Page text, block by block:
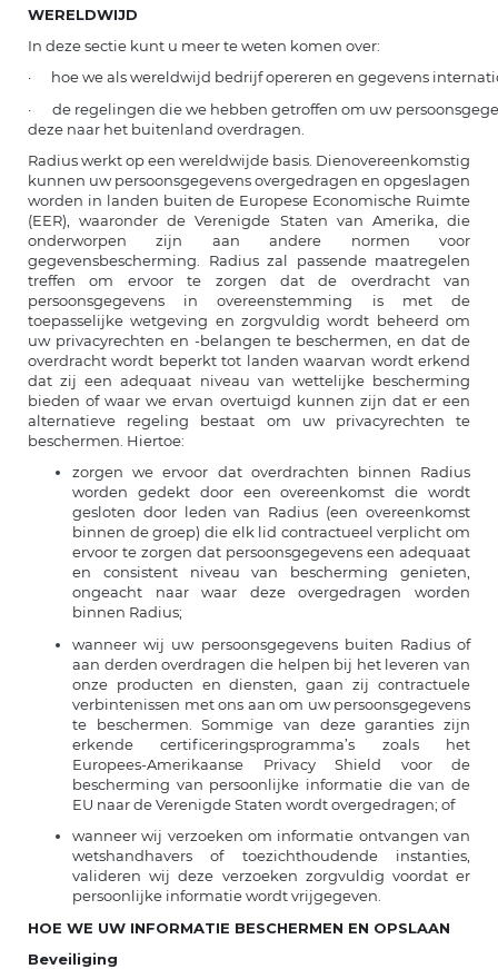
WERELDWIJD
In deze sectie kunt u meer te weten komen over:
· hoe we als wereldwijd bedrijf opereren en gegevens
· de regelingen die we hebben getroffen om uw
deze naar het buitenland overdragen.
Radius werkt op een wereldwijde basis. Dienovereenkomstig
kunnen uw persoonsgegevens overgedragen en opgeslagen
worden in landen buiten de Europese Economische Ruimte
(EER), waaronder de Verenigde Staten van Amerika, die
onderworpen zijn aan andere normen voor
gegevensbescherming. Radius zal passende maatregelen
treffen om ervoor te zorgen dat de overdracht van
persoonsgegevens in overeenstemming is met de
toepasselijke wetgeving en zorgvuldig wordt beheerd om
uw privacyrechten en -belangen te beschermen, en dat de
overdracht wordt beperkt tot landen waarvan wordt erkend
dat zij een adequaat niveau van wettelijke bescherming
bieden of waar we ervan overtuigd kunnen zijn dat er een
alternatieve regeling bestaat om uw privacyrechten te
beschermen. Hiertoe:
zorgen we ervoor dat overdrachten binnen Radius
worden gedekt door een overeenkomst die wordt
gesloten door leden van Radius (een overeenkomst
binnen de groep) die elk lid contractueel verplicht om
ervoor te zorgen dat persoonsgegevens een adequaat
en consistent niveau van bescherming genieten,
ongeacht naar waar deze overgedragen worden
binnen Radius;
wanneer wij uw persoonsgegevens buiten Radius of
aan derden overdragen die helpen bij het leveren van
onze producten en diensten, gaan zij contractuele
verbintenissen met ons aan om uw persoonsgegevens
te beschermen. Sommige van deze garanties zijn
erkende certificeringsprogramma’s zoals het
Europees-Amerikaanse Privacy Shield voor de
bescherming van persoonlijke informatie die van de
EU naar de Verenigde Staten wordt overgedragen; of
wanneer wij verzoeken om informatie ontvangen van
wetshandhavers of toezichthoudende instanties,
valideren wij deze verzoeken zorgvuldig voordat er
persoonlijke informatie wordt vrijgegeven.
HOE WE UW INFORMATIE BESCHERMEN EN OPSLAAN
Beveiliging